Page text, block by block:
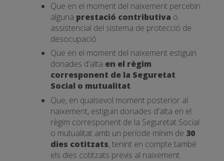
Que en el moment del naixement percebin
alguna prestació contributiva o
assistencial del sistema de protecció de
desocupació.
Que en el moment del naixement estiguin
donades d'alta en el règim
corresponent de la Seguretat
Social o mutualitat.
Que, en qualsevol moment posterior al
naixement, estiguin donades d'alta en el
règim corresponent de la Seguretat Social
o mutualitat amb un període mínim de 30
dies cotitzats, tenint en compte també
els dies cotitzats previs al naixement.